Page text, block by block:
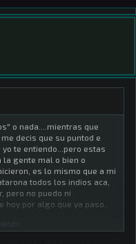
o nada....mientras que
decis que su puntod e
te entiendo...pero estas
la gente mal o bien o
es lo mismo que a mi
todos los indios aca,
pero no puedo ni
por algo que ya paso..